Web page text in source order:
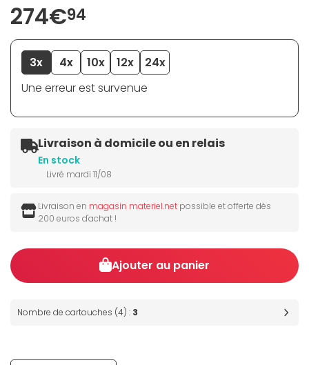
274€94
3x 4x 10x 12x
24x
Une erreur est survenue
Livraison à domicile ou en relais
En stock
Livré mardi 11/08
Livraison en magasin materiel.net possible et offerte dès
200 euros d'achat !
Ajouter au panier
Nombre de cartouches (4) : 3